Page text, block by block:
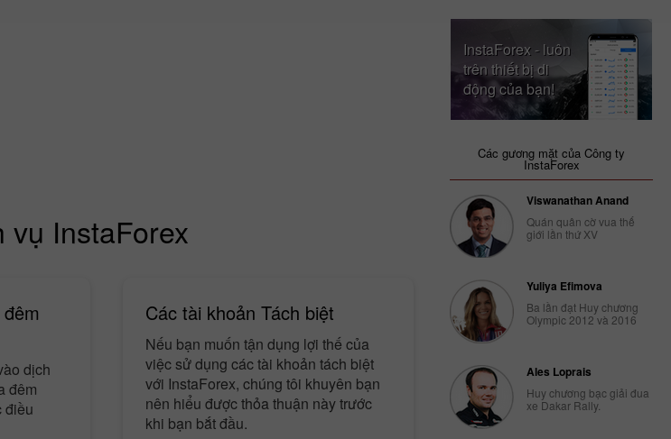
vụ InstaForex
dịch
đêm
điều
Các tài khoản Tách biệt
Nếu bạn muốn tận dụng lợi thế của
việc sử dụng các tài khoản tách biệt
với InstaForex, chúng tôi khuyên bạn
nên hiểu được thỏa thuận này trước
khi bạn bắt đầu.
InstaForex - luôn
trên thiết bị di
động của bạn!
Các gương mặt của Công ty
InstaForex
Viswanathan Anand
Quán quân cờ vua thế
giới lần thứ XV
Yuliya Efimova
Ba lần đạt Huy chương
Olympic 2012 và 2016
Ales Loprais
Huy chương bạc giải đua
xe Dakar Rally.